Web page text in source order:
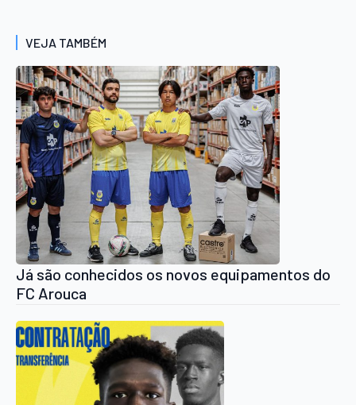
VEJA TAMBÉM
Já são conhecidos os novos equipamentos do
FC Arouca